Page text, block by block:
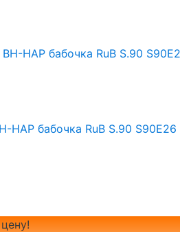
бабочка RuB S.90 S90E26